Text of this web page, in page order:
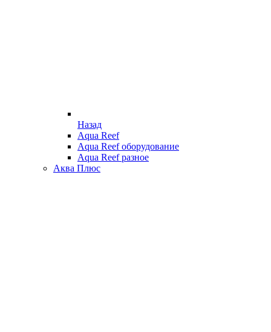
Назад
Aqua Reef
Aqua Reef оборудование
Aqua Reef разное
Аква Плюс